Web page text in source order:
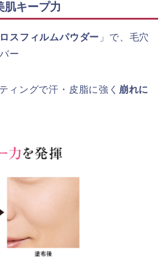
肌キープ力
スフィルムパウダー 」で、毛穴
ー
ィングで汗・皮脂に強く 崩れに